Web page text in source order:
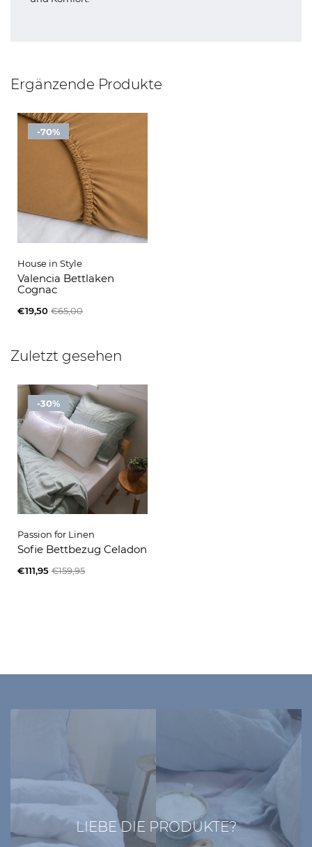
Ergänzende Produkte
-70%
House in Style
Valencia Bettlaken
Cognac
€19,50 €65,00
Zuletzt gesehen
-30%
Passion for Linen
Sofie Bettbezug Celadon
€111,95 €159,95
LIEBE DIE PRODUKTE?